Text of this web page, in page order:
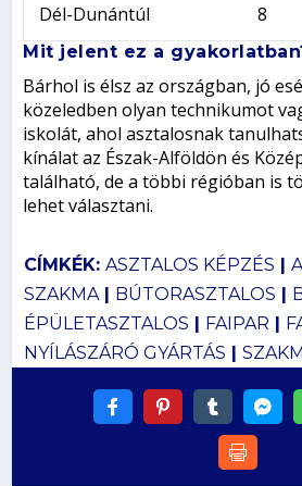
Dél-Dunántúl 8
Mit jelent ez a
Bárhol is élsz az országban, jó
közeledben olyan technikumot
iskolát, ahol asztalosnak
kínálat az Észak-Alföldön és
található, de a többi régióban is
lehet választani.
CÍMKÉK: ASZTALOS KÉPZÉS |
SZAKMA| BÚTORASZTALOS |
ÉPÜLETASZTALOS | FAIPAR |
NYÍLÁSZÁRÓ GYÁRTÁS |